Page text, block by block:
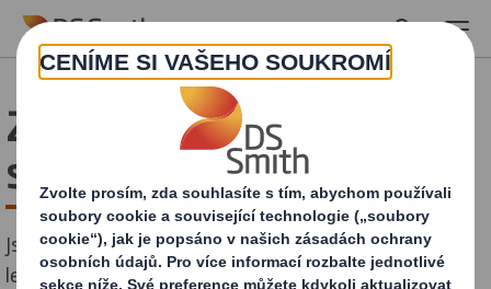
Skip to main content
Zpracovatel/ka papíru -
strojník Jílové
Jsme výrobce plně recyklovatelných obalů z vlnité
lepenky. Máme udržitelnost v srdci a na své produkty